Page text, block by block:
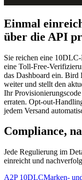
Einmal
über die API
Sie reichen eine
eine Toll-Free-
das Dashboard ein. Bird
weiter und stellt den
Ihr
erraten. Opt-out-
jedem Versand
Compliance,
Jede Regulierung im
einreicht und
A2P 10DLCMarken-